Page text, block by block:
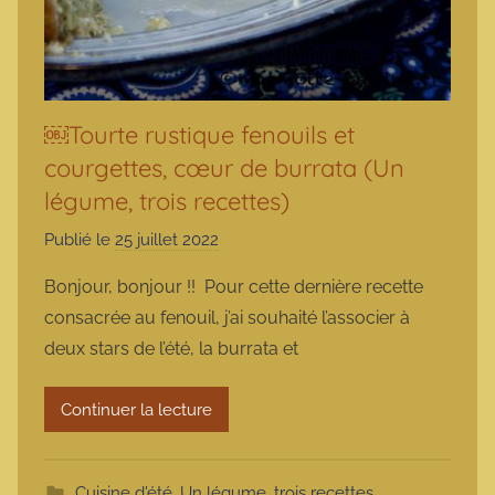
￼Tourte rustique fenouils et
courgettes, cœur de burrata (Un
légume, trois recettes)
Publié le 25 juillet 2022
r
m
a
r
Bonjour, bonjour !! Pour cette dernière recette
consacrée au fenouil, j’ai souhaité l’associer à
deux stars de l’été, la burrata et
Continuer la lecture